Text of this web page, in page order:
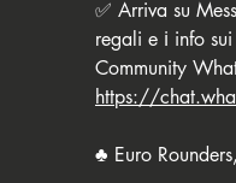
✅ Arriva su
regali e ℹ️ info
Community
https://
♣️ Euro